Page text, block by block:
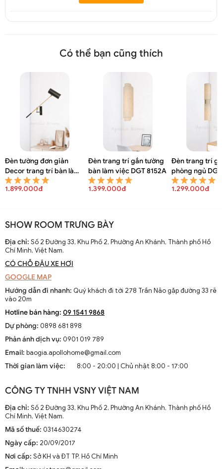
Có thể bạn cũng thích
Đèn tường đơn giản
Decor trang trí bàn làm
việc DGT 8154A
1.899.000đ
Đèn trang trí gắn tường
bàn làm việc DGT 8152A
1.399.000đ
Đèn trang trí
phòng ngủ
1.299.000đ
SHOW ROOM TRƯNG BÀY
Địa chỉ: Số 2 Đường 33, Khu Phố 2, Phường An Khánh, Thành phố Hồ
Chí Minh, Việt Nam.
CÓ CHỖ ĐẬU XE HƠI
GOOGLE MAP
Hướng dẫn đi nhanh: Quý khách đi tới 278 Trần Não gặp đường 33 rẽ
vào 20m
Hotline bán hàng: 09 1541 9868
Dự phòng: 0898 681 898
Phản ánh dịch vụ: 0901 019 789
Email: baogia.apollohome@gmail.com
Thời gian làm việc:
8:00 - 20:00 | Chủ nhật 8:00 - 17:00
CÔNG TY TNHH VSNY VIỆT NAM
Địa chỉ: Số 2 Đường 33, Khu Phố 2, Phường An Khánh, Thành phố Hồ
Chí Minh, Việt Nam.
Mã số thuế: 0314630274
Ngày cấp: 20/09/2017
Nơi cấp: Sở KH và ĐT TP. Hồ Chí Minh